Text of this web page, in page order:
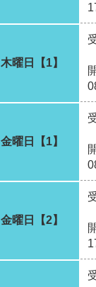
木曜日【1】
金曜日【1】
金曜日【2】